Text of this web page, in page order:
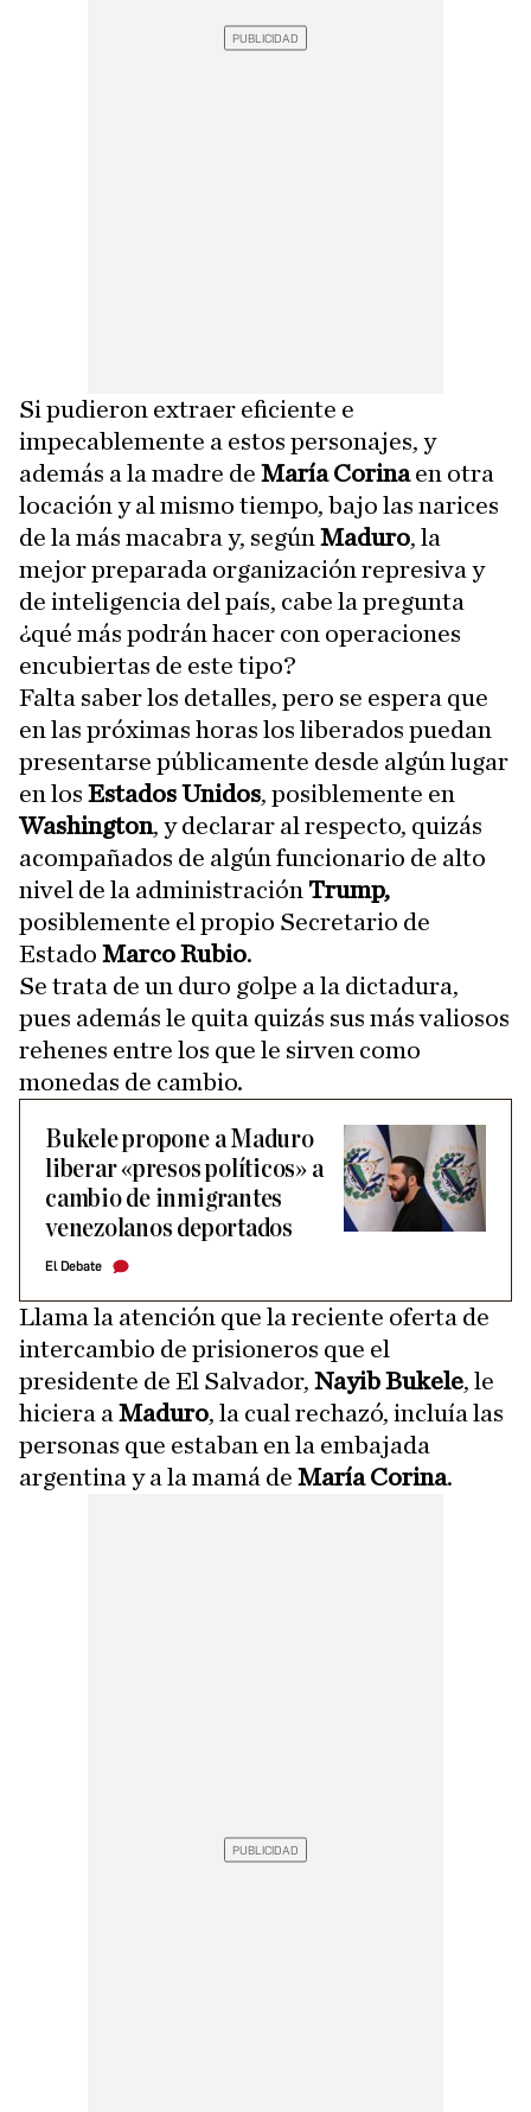
Si pudieron extraer eficiente e
impecablemente a estos personajes, y
además a la madre de María Corinaen otra
locación y al mismo tiempo, bajo las narices
de la más macabra y, según Maduro, la
mejor preparada organización represiva y
de inteligencia del país, cabe la pregunta
¿qué más podrán hacer con operaciones
encubiertas de este tipo?
Falta saber los detalles, pero se espera que
en las próximas horas los liberados puedan
presentarse públicamente desde algún lugar
en los Estados Unidos, posiblemente en
Washington, y declarar al respecto, quizás
acompañados de algún funcionario de alto
nivel de la administración Trump,
posiblemente el propio Secretario de
Estado Marco Rubio.
Se trata de un duro golpe a la dictadura,
pues además le quita quizás sus más valiosos
rehenes entre los que le sirven como
monedas de cambio.
Bukele propone a Maduro
liberar «presos políticos» a
cambio de inmigrantes
venezolanos deportados
El Debate
Llama la atención que la reciente oferta de
intercambio de prisioneros que el
presidente de El Salvador, Nayib Bukele, le
hiciera a Maduro, la cual rechazó, incluía las
personas que estaban en la embajada
argentina y a la mamá de María Corina.